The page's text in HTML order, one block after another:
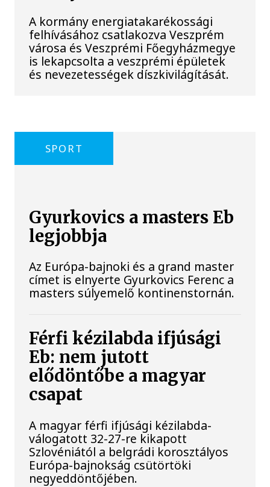
A kormány energiatakarékossági
felhívásához csatlakozva Veszprém
városa és Veszprémi Főegyházmegye
is lekapcsolta a veszprémi épületek
és nevezetességek díszkivilágítását.
SPORT
Gyurkovics a masters Eb
legjobbja
Az Európa-bajnoki és a grand master
címet is elnyerte Gyurkovics Ferenc a
masters súlyemelő kontinenstornán.
Férfi kézilabda ifjúsági
Eb: nem jutott
elődöntőbe a magyar
csapat
A magyar férfi ifjúsági kézilabda-
válogatott 32-27-re kikapott
Szlovéniától a belgrádi korosztályos
Európa-bajnokság csütörtöki
negyeddöntőjében.